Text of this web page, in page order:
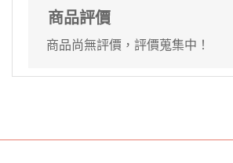
商品評價
商品尚無評價，評價蒐集中！